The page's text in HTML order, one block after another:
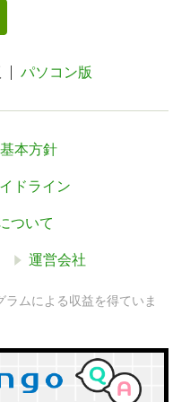
パソコン版
本方針
ドライン
ついて
運営会社
ムによる収益を得ていま